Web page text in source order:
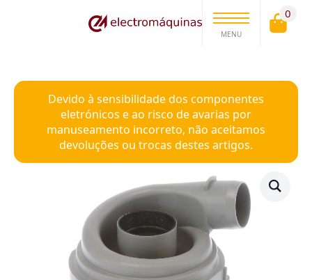
MENU
0
Devido à sensibilidade dos componentes
eletrónicos e ao risco de avarias por
manuseamento incorreto, não aceitamos
devoluções ou trocas destes artigos.